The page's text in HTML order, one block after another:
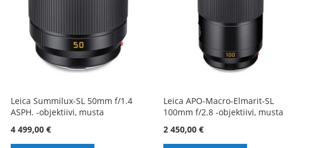
Leica Summilux-SL 50mm f/1.4
ASPH. -objektiivi, musta
4 499,00 €
Leica APO-Macro-Elmarit-SL
100mm f/2.8 -objektiivi, musta
2 450,00 €